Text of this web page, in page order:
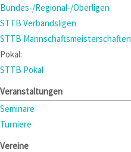
Bundes-/Regional-/Oberligen
STTB Verbandsligen
STTB Mannschaftsmeisterschaften
Pokal:
STTB Pokal
Veranstaltungen
Seminare
Turniere
Vereine